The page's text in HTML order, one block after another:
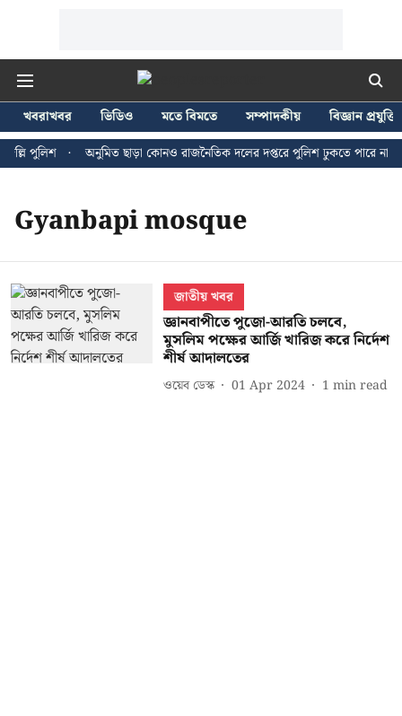
খবরাখবর ভিডিও মতে বিমতে সম্পাদকীয়
বিজ্ঞান প্রযুক্তি
পুলিশ
অনুমিত ছাড়া কোনও রাজনৈতিক দলের দপ্তরে পুলিশ ঢুকতে পারে না -
Gyanbapi mosque
জাতীয় খবর
জ্ঞানবাপীতে পুজো-আরতি চলবে,
মুসলিম পক্ষের আর্জি খারিজ করে নির্দেশ
শীর্ষ আদালতের
ওয়েব ডেস্ক 01 Apr 2024 1 min read